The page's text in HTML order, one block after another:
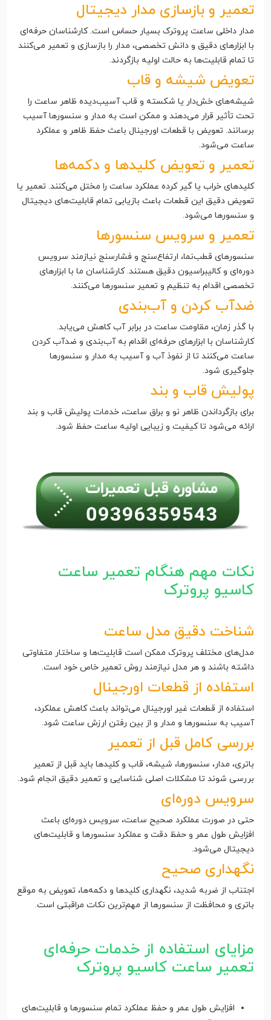
تعمیر و بازسازی مدار دیجیتال
مدار داخلی ساعت پروترک بسیار حساس است. کارشناسان حرفه‌ای
با ابزارهای دقیق و دانش تخصصی، مدار را بازسازی و تعمیر می‌کنند
تا تمام قابلیت‌ها به حالت اولیه بازگردند.
تعویض شیشه و قاب
شیشه‌های خش‌دار یا شکسته و قاب آسیب‌دیده ظاهر ساعت را
تحت تأثیر قرار می‌دهند و ممکن است به مدار و سنسورها آسیب
برسانند. تعویض با قطعات اورجینال باعث حفظ ظاهر و عملکرد
ساعت می‌شود.
تعمیر و تعویض کلیدها و دکمه‌ها
کلیدهای خراب یا گیر کرده عملکرد ساعت را مختل می‌کنند. تعمیر یا
تعویض دقیق این قطعات باعث بازیابی تمام قابلیت‌های دیجیتال
و سنسورها می‌شود.
تعمیر و سرویس سنسورها
سنسورهای قطب‌نما، ارتفاع‌سنج و فشارسنج نیازمند سرویس
دوره‌ای و کالیبراسیون دقیق هستند. کارشناسان ما با ابزارهای
تخصصی اقدام به تنظیم و تعمیر سنسورها می‌کنند.
ضدآب کردن و آب‌بندی
با گذر زمان، مقاومت ساعت در برابر آب کاهش می‌یابد.
کارشناسان با ابزارهای حرفه‌ای اقدام به آب‌بندی و ضدآب کردن
ساعت می‌کنند تا از نفوذ آب و آسیب به مدار و سنسورها
جلوگیری شود.
پولیش قاب و بند
برای بازگرداندن ظاهر نو و براق ساعت، خدمات پولیش قاب و بند
ارائه می‌شود تا کیفیت و زیبایی اولیه ساعت حفظ شود.
نکات مهم هنگام تعمیر ساعت
کاسیو پروترک
شناخت دقیق مدل ساعت
مدل‌های مختلف پروترک ممکن است قابلیت‌ها و ساختار متفاوتی
داشته باشند و هر مدل نیازمند روش تعمیر خاص خود است.
استفاده از قطعات اورجینال
استفاده از قطعات غیر اورجینال می‌تواند باعث کاهش عملکرد،
آسیب به سنسورها و مدار و از بین رفتن ارزش ساعت شود.
بررسی کامل قبل از تعمیر
باتری، مدار، سنسورها، شیشه، قاب و کلیدها باید قبل از تعمیر
بررسی شوند تا مشکلات اصلی شناسایی و تعمیر دقیق انجام شود.
سرویس دوره‌ای
حتی در صورت عملکرد صحیح ساعت، سرویس دوره‌ای باعث
افزایش طول عمر و حفظ دقت و عملکرد سنسورها و قابلیت‌های
دیجیتال می‌شود.
نگهداری صحیح
اجتناب از ضربه شدید، نگهداری کلیدها و دکمه‌ها، تعویض به موقع
باتری و محافظت از سنسورها از مهم‌ترین نکات مراقبتی است.
مزایای استفاده از خدمات حرفه‌ای
تعمیر ساعت کاسیو پروترک
افزایش طول عمر و حفظ عملکرد تمام سنسورها و قابلیت‌های